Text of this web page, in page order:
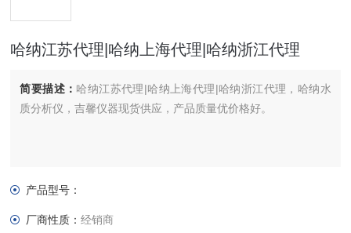
哈纳江苏代理|哈纳上海代理|哈纳浙江代理
简要描述： 哈纳江苏代理|哈纳上海代理|哈纳浙江代理，哈纳水
质分析仪，吉馨仪器现货供应，产品质量优价格好。
产品型号：
厂商性质：经销商